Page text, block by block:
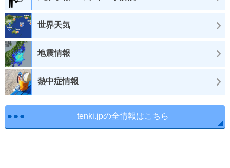
世界天気
地震情報
熱中症情報
tenki.jpの全情報はこちら